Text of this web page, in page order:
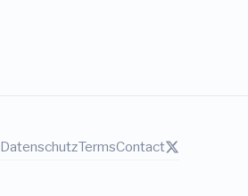
DatenschutzTermsContact